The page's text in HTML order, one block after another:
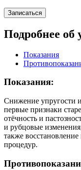
Записаться
Подробнее об
Показания
Показания:
Снижение упругости
первые признаки
отёчность и
и рубцовые
также
процедур.